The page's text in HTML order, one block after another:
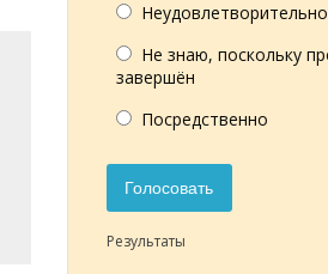
Неудовлетворительно
Не знаю, поскольку
завершён
Посредственно
Голосовать
Результаты